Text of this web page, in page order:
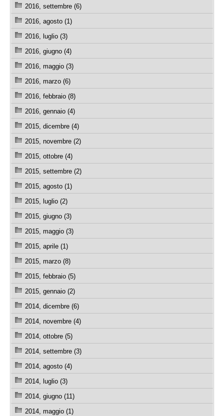
2016, settembre (6)
2016, agosto (1)
2016, luglio (3)
2016, giugno (4)
2016, maggio (3)
2016, marzo (6)
2016, febbraio (8)
2016, gennaio (4)
2015, dicembre (4)
2015, novembre (2)
2015, ottobre (4)
2015, settembre (2)
2015, agosto (1)
2015, luglio (2)
2015, giugno (3)
2015, maggio (3)
2015, aprile (1)
2015, marzo (8)
2015, febbraio (5)
2015, gennaio (2)
2014, dicembre (6)
2014, novembre (4)
2014, ottobre (5)
2014, settembre (3)
2014, agosto (4)
2014, luglio (3)
2014, giugno (11)
2014, maggio (1)